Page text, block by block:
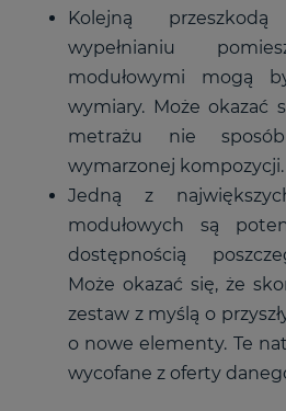
Kolejną
wypełnianiu
modułowymi mogą
wymiary. Może okazać
metrażu nie
wymarzonej kompozycji.
Jedną z
modułowych są
dostępnością
Może okazać się, że
zestaw z myślą o
o nowe elementy. Te
wycofane z oferty